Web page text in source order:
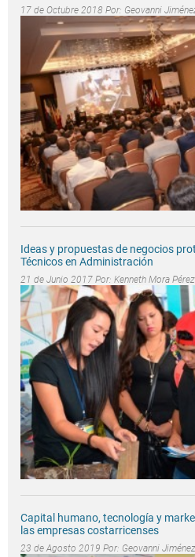
17 de Octubre 2018 Por: Geovanni
Ideas y propuestas de negocios
Técnicos en Administración
21 de Junio 2017 Por: Kenneth Mora Pérez
Capital humano, tecnología y
las empresas costarricenses
23 de Agosto 2019 Por: Geovanni